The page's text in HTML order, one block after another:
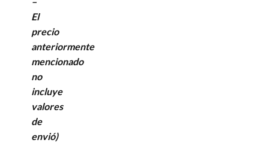
El
precio
anteriormente
mencionado
no
incluye
valores
de
envió)